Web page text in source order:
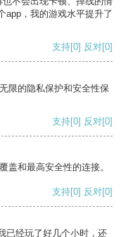
app，我的游戏水平提升了
支持[0] 反对[0]
限的隐私保护和安全性保
支持[0] 反对[0]
盖和最高安全性的连接。
支持[0] 反对[0]
已经玩了好几个小时，还